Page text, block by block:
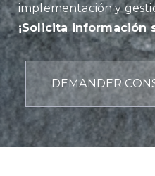
implementación y
¡Solicita información
DEMANDER